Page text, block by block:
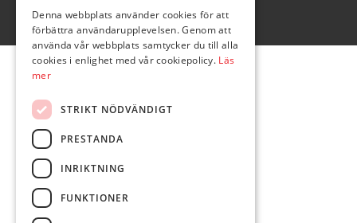
Denna webbplats använder cookies för att
förbättra användarupplevelsen. Genom att
använda vår webbplats samtycker du till alla
cookies i enlighet med vår cookiepolicy. Läs
mer
STRIKT NÖDVÄNDIGT
PRESTANDA
INRIKTNING
FUNKTIONER